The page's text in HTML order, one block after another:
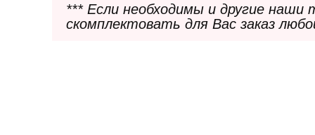
*** Если необходимы и другие
скомплектовать для Вас заказ